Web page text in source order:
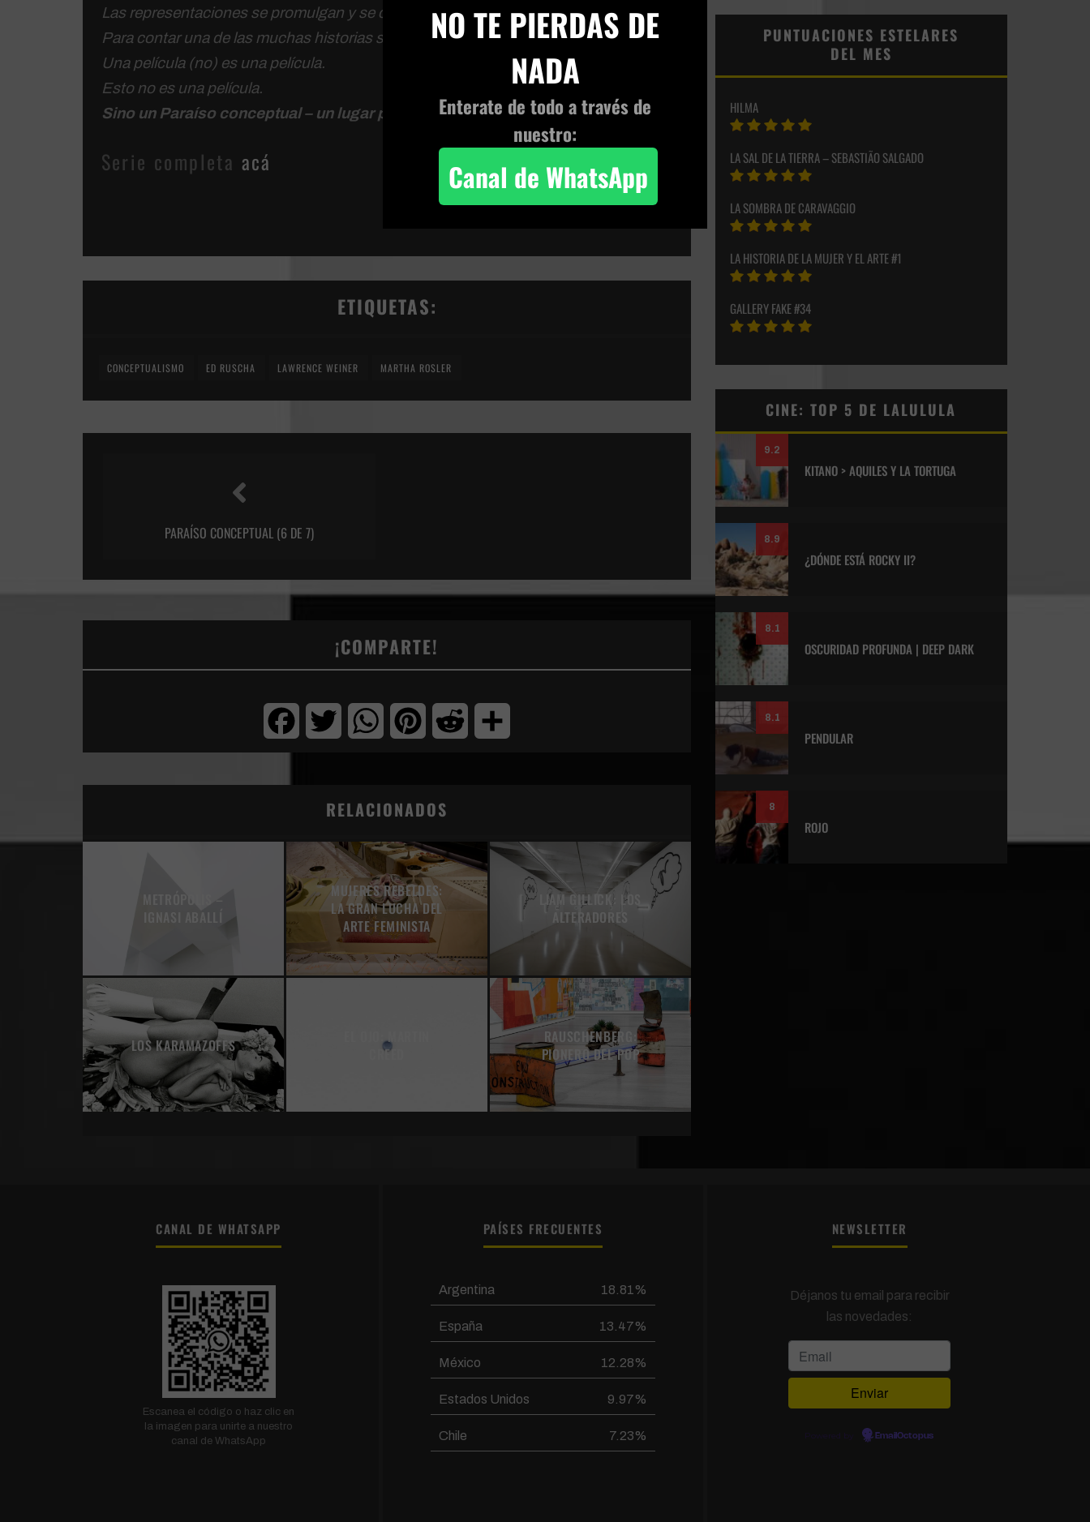
Las representaciones se promulgan y se corresponden con la realidad.
Para contar una de las muchas historias sobre el conceptualismo.
Una película (no) es una película.
Esto no es una película.
Sino un Paraíso conceptual – un lugar para la sofisticación. ”
Serie completa acá
ETIQUETAS:
CONCEPTUALISMO ED RUSCHA LAWRENCE WEINER MARTHA ROSLER
PARAÍSO CONCEPTUAL (6 DE 7)
¡COMPARTE!
FacebookTwitter WhatsAppPinterest Reddit
RELACIONADOS
IGNASI ABALLÍ
MUJERES REBELDES:
LA GRAN LUCHA DEL
ARTE FEMINISTA
LIAM GILLICK: LOS
ALTERADORES
LOS KARAMAZOFFS
CREED
RAUSCHENBERG:
PIONERO DEL POP
PUNTUACIONES ESTELARES
DEL MES
HILMA
LA SAL DE LA TIERRA – SEBASTIÃO SALGADO
LA SOMBRA DE CARAVAGGIO
LA HISTORIA DE LA MUJER Y EL ARTE #1
GALLERY FAKE #34
CINE: TOP 5 DE LALULULA
9.2
KITANO > AQUILES Y LA TORTUGA
8.9
¿DÓNDE ESTÁ ROCKY II?
8.1
OSCURIDAD PROFUNDA | DEEP DARK
8.1
PENDULAR
8
ROJO
CANAL DE WHATSAPP
Escanea el código o haz clic en
la imagen para unirte a nuestro
canal de WhatsApp
PAÍSES FRECUENTES
Argentina 18.81%
España 13.47%
México 12.28%
Estados Unidos 9.97%
Chile 7.23%
NEWSLETTER
Déjanos tu email para recibir
las novedades:
EmailOctopus
NO TE PIERDAS DE
NADA
Enterate de todo a través de
nuestro:
Canal de WhatsApp